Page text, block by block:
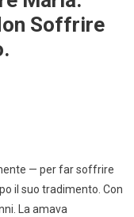
Soffrire
— per far soffrire
il suo tradimento. Con
La amava